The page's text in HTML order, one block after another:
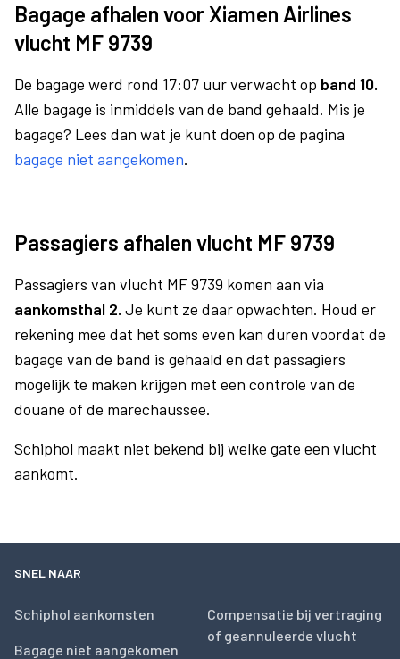
Bagage afhalen voor Xiamen Airlines
vlucht MF 9739
De bagage werd rond 17:07 uur verwacht op band 10.
Alle bagage is inmiddels van de band gehaald. Mis je
bagage? Lees dan wat je kunt doen op de pagina
bagage niet aangekomen.
Passagiers afhalen vlucht MF 9739
Passagiers van vlucht MF 9739 komen aan via
aankomsthal 2. Je kunt ze daar opwachten. Houd er
rekening mee dat het soms even kan duren voordat de
bagage van de band is gehaald en dat passagiers
mogelijk te maken krijgen met een controle van de
douane of de marechaussee.
Schiphol maakt niet bekend bij welke gate een vlucht
aankomt.
SNEL NAAR
Schiphol aankomsten
Bagage niet aangekomen
Compensatie bij vertraging
of geannuleerde vlucht